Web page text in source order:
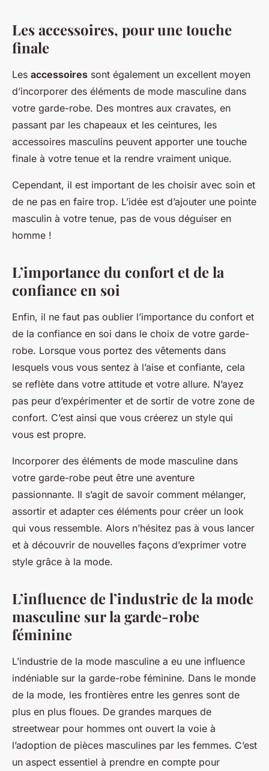
Les accessoires, pour une touche
finale
Les accessoires sont également un excellent moyen
d’incorporer des éléments de mode masculine dans
votre garde-robe. Des montres aux cravates, en
passant par les chapeaux et les ceintures, les
accessoires masculins peuvent apporter une touche
finale à votre tenue et la rendre vraiment unique.
Cependant, il est important de les choisir avec soin et
de ne pas en faire trop. L’idée est d’ajouter une pointe
masculin à votre tenue, pas de vous déguiser en
homme !
L’importance du confort et de la
confiance en soi
Enfin, il ne faut pas oublier l’importance du confort et
de la confiance en soi dans le choix de votre garde-
robe. Lorsque vous portez des vêtements dans
lesquels vous vous sentez à l’aise et confiante, cela
se reflète dans votre attitude et votre allure. N’ayez
pas peur d’expérimenter et de sortir de votre zone de
confort. C’est ainsi que vous créerez un style qui
vous est propre.
Incorporer des éléments de mode masculine dans
votre garde-robe peut être une aventure
passionnante. Il s’agit de savoir comment mélanger,
assortir et adapter ces éléments pour créer un look
qui vous ressemble. Alors n’hésitez pas à vous lancer
et à découvrir de nouvelles façons d’exprimer votre
style grâce à la mode.
L’influence de l’industrie de la mode
masculine sur la garde-robe
féminine
L’industrie de la mode masculine a eu une influence
indéniable sur la garde-robe féminine. Dans le monde
de la mode, les frontières entre les genres sont de
plus en plus floues. De grandes marques de
streetwear pour hommes ont ouvert la voie à
l’adoption de pièces masculines par les femmes. C’est
un aspect essentiel à prendre en compte pour